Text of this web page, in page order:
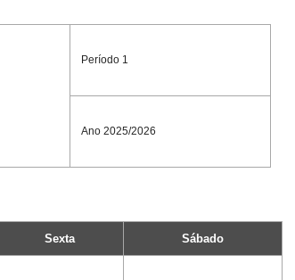
Período 1
Ano 2025/2026
Sexta Sábado